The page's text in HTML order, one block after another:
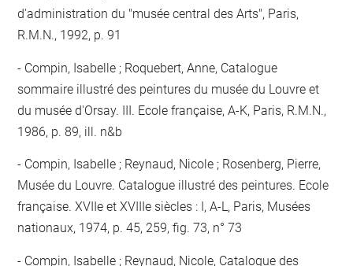
d'administration du "musée central des Arts", Paris,
R.M.N., 1992, p. 91
Compin, Isabelle ; Roquebert, Anne, Catalogue
sommaire illustré des peintures du musée du Louvre et
du musée d'Orsay. III. Ecole française, A-K, Paris, R.M.N.,
1986, p. 89, ill. n&b
Compin, Isabelle ; Reynaud, Nicole ; Rosenberg, Pierre,
Musée du Louvre. Catalogue illustré des peintures. Ecole
française. XVIIe et XVIIIe siècles : I, A-L, Paris, Musées
nationaux, 1974, p. 45, 259, fig. 73, n° 73
Compin, Isabelle ; Reynaud, Nicole, Catalogue des